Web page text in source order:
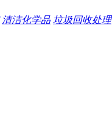
清洁化学品 垃圾回收处理